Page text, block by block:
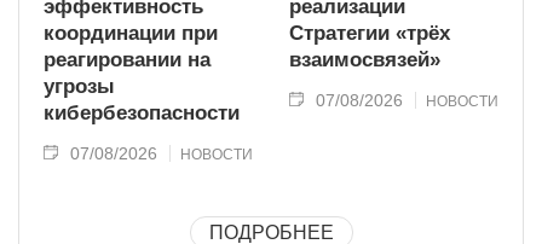
эффективность
координации при
реагировании на
угрозы
кибербезопасности
07/08/2026 НОВОСТИ
реализации
Стратегии «трёх
взаимосвязей»
07/08/2026 НОВОСТИ
ПОДРОБНЕЕ